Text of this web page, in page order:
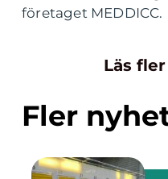
företaget MEDDICC.
Läs
Fler